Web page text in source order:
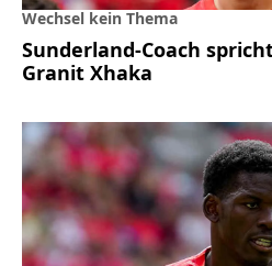
Wechsel kein Thema
Sunderland-Coach
Granit Xhaka